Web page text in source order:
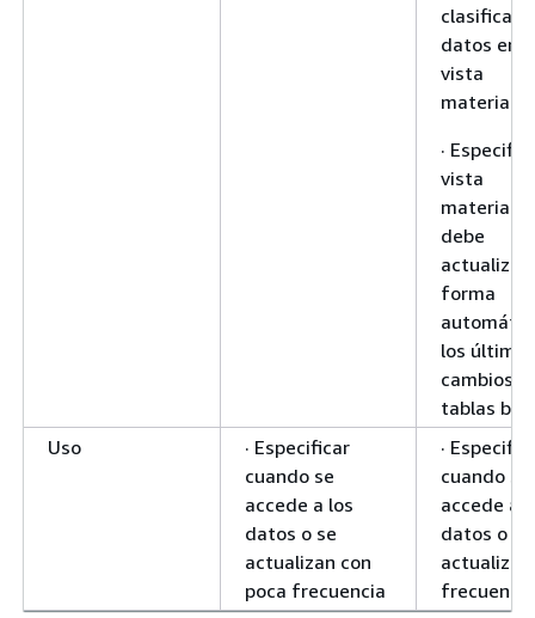
clasifican
datos en
vista
·
vista
debe
forma
los últimos
cambios
tablas
Uso
· Especificar
cuando se
accede a los
datos o se
actualizan con
poca frecuencia
·
cuando se
accede a
datos o se
actualizan
frecuencia